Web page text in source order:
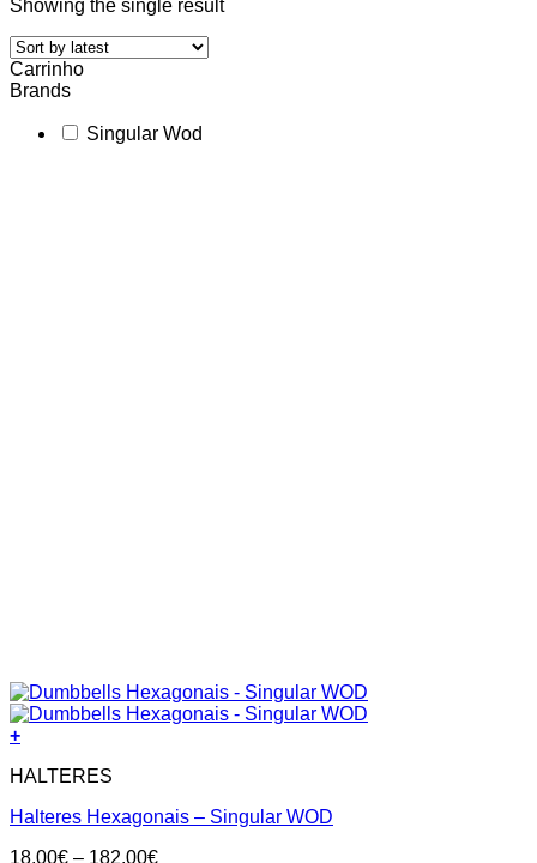
Showing the single result
Carrinho
Brands
Singular Wod
+
HALTERES
Halteres Hexagonais – Singular WOD
18.00€ – 182.00€Price